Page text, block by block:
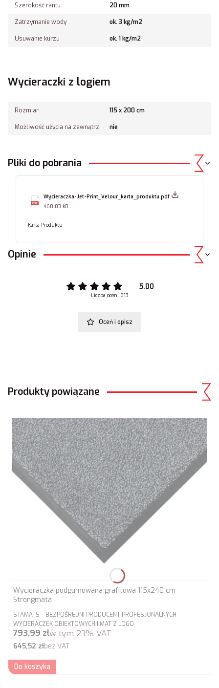
Szerokość rantu 20 mm
Zatrzymanie wody ok. 3 kg/m2
Usuwanie kurzu ok. 1 kg/m2
Wycieraczki z logiem
Rozmiar 115 x 200 cm
Możliwość użycia na zewnątrz nie
Pliki do pobrania
Wycieraczka-Jet-Print_Velour_karta_produktu.pdf
460.03 kB
Karta Produktu
Opinie
5.00
Liczba ocen: 613
Oceń i opisz
Produkty powiązane
Wycieraczka podgumowana grafitowa 115x240 cm
Strongmata
PRODUCENT
STAMATS – BEZPOŚREDNI PRODUCENT PROFESJONALNYCH
WYCIERACZEK OBIEKTOWYCH I MAT Z LOGO
Cena brutto
793,99 złw tym 23% VAT
Cena netto
645,52 złbez VAT
Do koszyka